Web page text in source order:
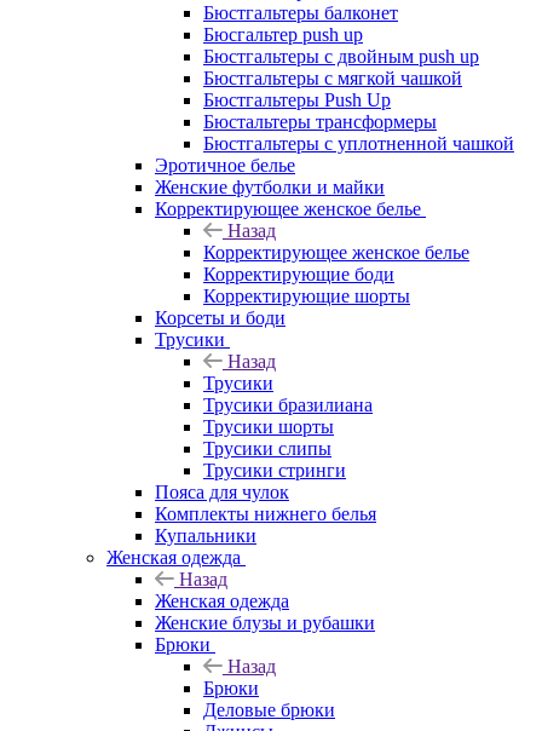
Бюстгальтеры балконет
Бюсгальтер push up
Бюстгальтеры с двойным push up
Бюстгальтеры с мягкой чашкой
Бюстгальтеры Push Up
Бюстальтеры трансформеры
Бюстгальтеры с уплотненной чашкой
Эротичное белье
Женские футболки и майки
Корректирующее женское белье
Назад
Корректирующее женское белье
Корректирующие боди
Корректирующие шорты
Корсеты и боди
Трусики
Назад
Трусики
Трусики бразилиана
Трусики шорты
Трусики слипы
Трусики стринги
Пояса для чулок
Комплекты нижнего белья
Купальники
Женская одежда
Назад
Женская одежда
Женские блузы и рубашки
Брюки
Назад
Брюки
Деловые брюки